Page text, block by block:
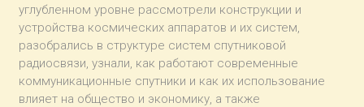
углубленном уровне рассмотрели конструкции и
устройства космических аппаратов и их систем,
разобрались в структуре систем спутниковой
радиосвязи, узнали, как работают современные
коммуникационные спутники и как их использование
влияет на общество и экономику, а также